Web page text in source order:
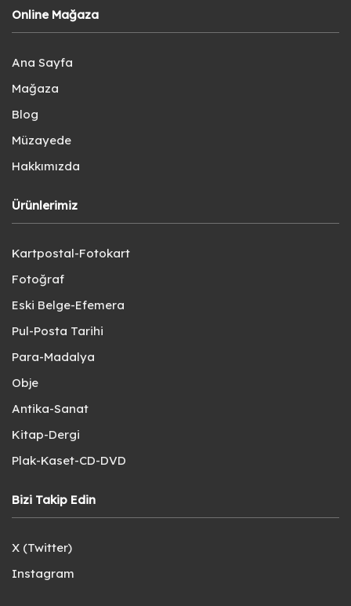
Online Mağaza
Ana Sayfa
Mağaza
Blog
Müzayede
Hakkımızda
Ürünlerimiz
Kartpostal-Fotokart
Fotoğraf
Eski Belge-Efemera
Pul-Posta Tarihi
Para-Madalya
Obje
Antika-Sanat
Kitap-Dergi
Plak-Kaset-CD-DVD
Bizi Takip Edin
X (Twitter)
Instagram